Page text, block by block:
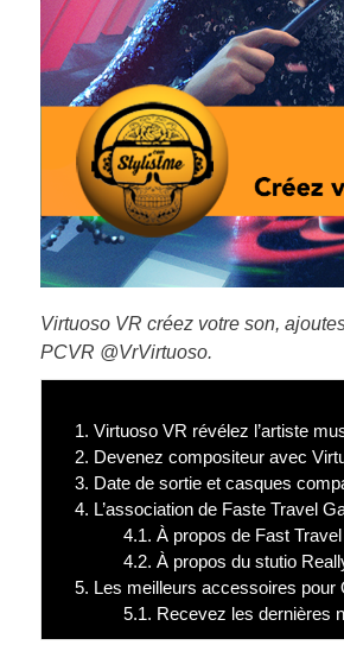
Virtuoso VR créez votre son,
PCVR @VrVirtuoso.
1. Virtuoso VR révélez l’artiste
2. Devenez compositeur avec
3. Date de sortie et casques
4. L’association de Faste Travel
4.1. À propos de Fast
4.2. À propos du stutio
5. Les meilleurs accessoires
5.1. Recevez les dernières